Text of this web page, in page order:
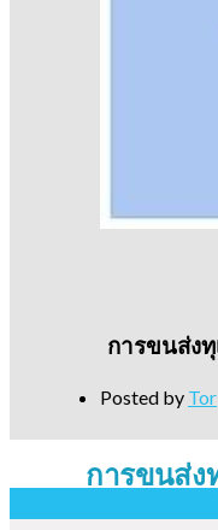
การขนส่ง
Posted by Tor
การขนส่ง